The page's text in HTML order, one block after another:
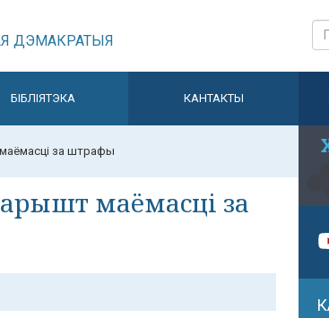
ДЭМАКРАТЫЯ
БІБЛІЯТЭКА КАНТАКТЫ
за штрафы
маёмасці за